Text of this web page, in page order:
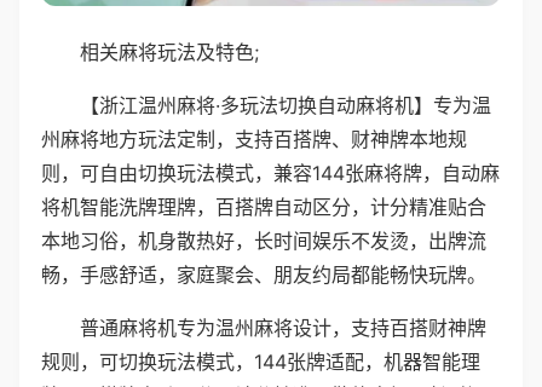
相关麻将玩法及特色;
【浙江温州麻将·多玩法切换自动麻将机】专为温
州麻将地方玩法定制，支持百搭牌、财神牌本地规
则，可自由切换玩法模式，兼容144张麻将牌，自动麻
将机智能洗牌理牌，百搭牌自动区分，计分精准贴合
本地习俗，机身散热好，长时间娱乐不发烫，出牌流
畅，手感舒适，家庭聚会、朋友约局都能畅快玩牌。
普通麻将机专为温州麻将设计，支持百搭财神牌
规则，可切换玩法模式，144张牌适配，机器智能理